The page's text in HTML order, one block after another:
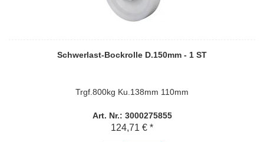
Schwerlast-Bockrolle D.150mm - 1 ST
Trgf.800kg Ku.138mm 110mm
Art. Nr.: 3000275855
124,71 € *